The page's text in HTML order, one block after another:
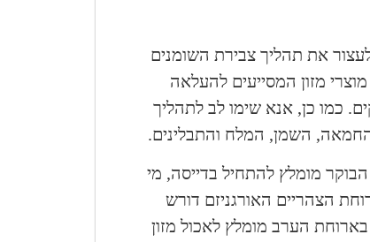
את תהליך צבירת השומנים
מזון המסייעים להעלאה
כמו כן, אנא שימו לב לתהליך
השמן, המלח והתבלינים.
מומלץ להתחיל בדייסה, מי
הצהריים האורגניזם דורש
הערב מומלץ לאכול מזון